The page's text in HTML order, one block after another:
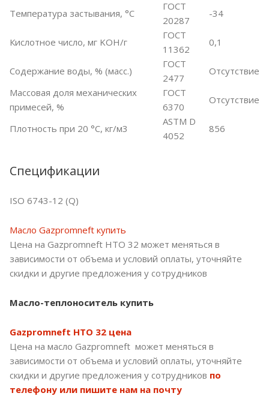
Температура застывания, °С
ГОСТ
20287
-34
Кислотное число, мг KOH/г
ГОСТ
11362
0,1
Содержание воды, % (масс.)
ГОСТ
2477
Отсутствие
Массовая доля механических
примесей, %
ГОСТ
6370
Отсутствие
Плотность при 20 °С, кг/м3
ASTM D
4052
856
Спецификации
ISO 6743-12 (Q)
Масло Gazpromneft купить
Цена на Gazpromneft HTO 32 может меняться в
зависимости от объема и условий оплаты, уточняйте
скидки и другие предложения у сотрудников
Масло-теплоноситель купить
Gazpromneft HTO 32 цена
Цена на масло Gazpromneft может меняться в
зависимости от объема и условий оплаты, уточняйте
скидки и другие предложения у сотрудников по
телефону или пишите нам на почту